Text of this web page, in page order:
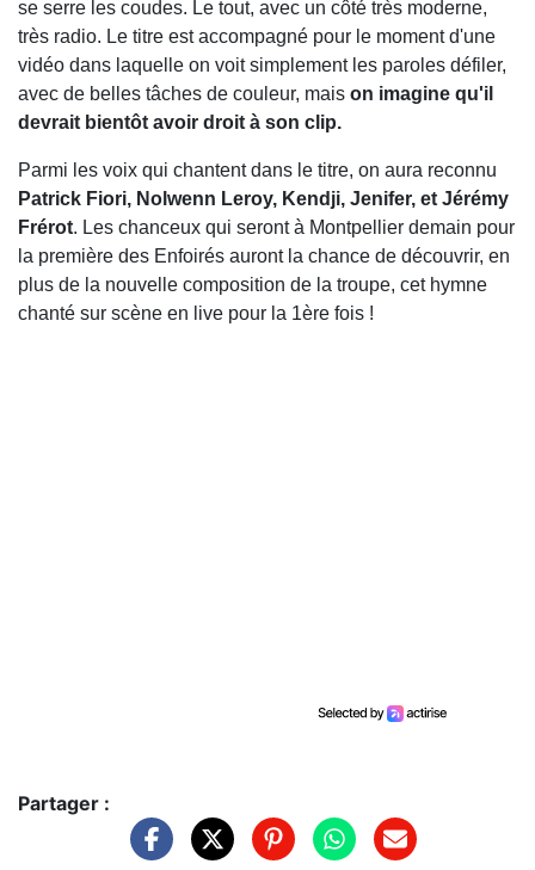
se serre les coudes. Le tout, avec un côté très moderne,
très radio. Le titre est accompagné pour le moment d'une
vidéo dans laquelle on voit simplement les paroles défiler,
avec de belles tâches de couleur, mais on imagine qu'il
devrait bientôt avoir droit à son clip.
Parmi les voix qui chantent dans le titre, on aura reconnu
Patrick Fiori, Nolwenn Leroy, Kendji, Jenifer, et Jérémy
Frérot. Les chanceux qui seront à Montpellier demain pour
la première des Enfoirés auront la chance de découvrir, en
plus de la nouvelle composition de la troupe, cet hymne
chanté sur scène en live pour la 1ère fois !
Partager :